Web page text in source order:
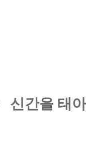
신간을 태